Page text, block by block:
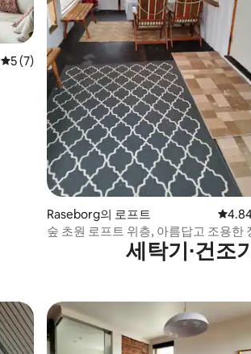
평점 5점(5점 만점), 후기 7개
5 (7)
Raseborg의 로프트 평점
숲 초원 로프트 위층, 아름답고 조용한
세탁기∙건조